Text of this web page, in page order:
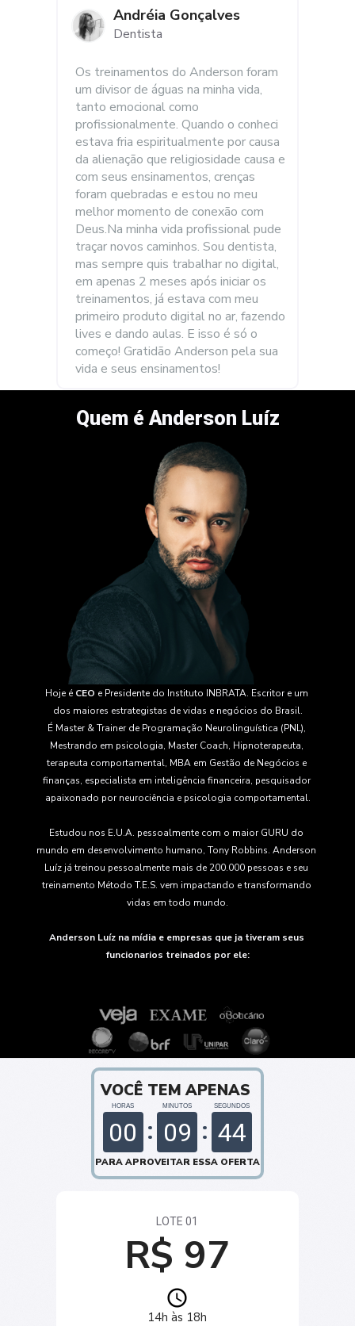
Andréia Gonçalves
Dentista
Os treinamentos do Anderson foram
um divisor de águas na minha vida,
tanto emocional como
profissionalmente. Quando o conheci
estava fria espiritualmente por causa
da alienação que religiosidade causa e
com seus ensinamentos, crenças
foram quebradas e estou no meu
melhor momento de conexão com
Deus.Na minha vida profissional pude
traçar novos caminhos. Sou dentista,
mas sempre quis trabalhar no digital,
em apenas 2 meses após iniciar os
treinamentos, já estava com meu
primeiro produto digital no ar, fazendo
lives e dando aulas. E isso é só o
começo! Gratidão Anderson pela sua
vida e seus ensinamentos!
Quem é Anderson Luíz
Hoje é CEO e Presidente do Instituto INBRATA. Escritor e um
dos maiores estrategistas de vidas e negócios do Brasil.
É Master & Trainer de Programação Neurolinguística (PNL),
Mestrando em psicologia, Master Coach, Hipnoterapeuta,
terapeuta comportamental, MBA em Gestão de Negócios e
finanças, especialista em inteligência financeira, pesquisador
apaixonado por neurociência e psicologia comportamental.
Estudou nos E.U.A. pessoalmente com o maior GURU do
mundo em desenvolvimento humano, Tony Robbins. Anderson
Luíz já treinou pessoalmente mais de 200.000 pessoas e seu
treinamento Método T.E.S. vem impactando e transformando
vidas em todo mundo.
Anderson Luíz na mídia e empresas que ja tiveram seus
funcionarios treinados por ele:
HORAS MINUTOS SEGUNDOS
00 09 44
VOCÊ TEM APENAS
PARA APROVEITAR ESSA OFERTA
R$ 97
LOTE 01
14h às 18h